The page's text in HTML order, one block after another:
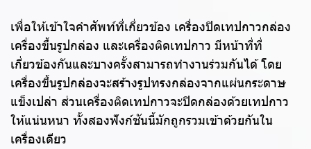
เพื่อให้เข้าใจคำศัพท์ที่เกี่ยวข้อง เครื่องปิดเทปกาวกล่อง
เครื่องขึ้นรูปกล่อง และเครื่องติดเทปกาว มีหน้าที่ที่
เกี่ยวข้องกันและบางครั้งสามารถทำงานร่วมกันได้ โดย
เครื่องขึ้นรูปกล่องจะสร้างรูปทรงกล่องจากแผ่นกระดาษ
แข็งเปล่า ส่วนเครื่องติดเทปกาวจะปิดกล่องด้วยเทปกาว
ให้แน่นหนา ทั้งสองฟังก์ชันนี้มักถูกรวมเข้าด้วยกันใน
เครื่องเดียว